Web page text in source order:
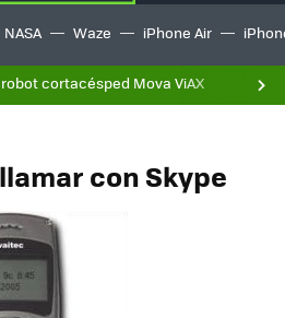
NASA Waze iPhone Air
cortacésped Mova ViAX
con Skype